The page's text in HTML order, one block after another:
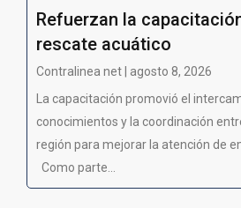
Refuerzan la
rescate acuático
Contralinea net | agosto 8, 2026
La capacitación promovió el
conocimientos y la coordinación
región para mejorar la atención de
Como parte...